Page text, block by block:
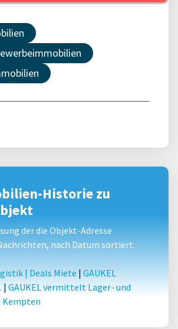
Historie zu
der die Objekt-Adresse
nach Datum sortiert.
| Deals Miete | GAUKEL
| GAUKEL vermittelt Lager- und
Kempten